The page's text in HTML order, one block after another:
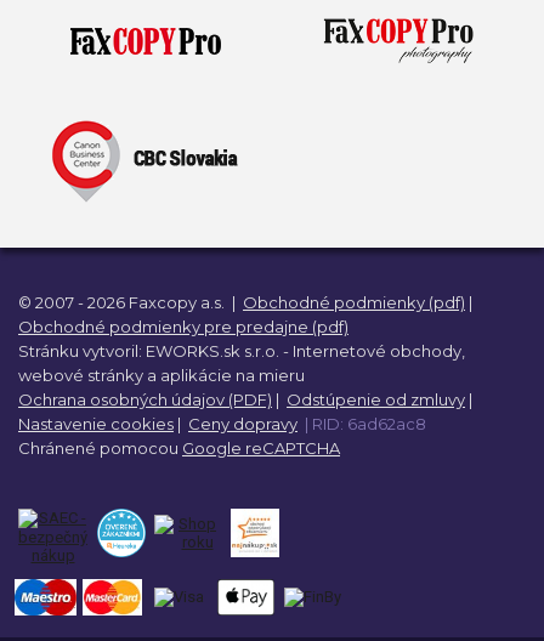
© 2007 - 2026 Faxcopy a.s. | Obchodné podmienky (pdf) |
Obchodné podmienky pre predajne (pdf)
Stránku vytvoril: EWORKS.sk s.r.o. - Internetové obchody,
webové stránky a aplikácie na mieru
Ochrana osobných údajov (PDF) | Odstúpenie od zmluvy |
Nastavenie cookies | Ceny dopravy | RID: 6ad62ac8
Chránené pomocou Google reCAPTCHA